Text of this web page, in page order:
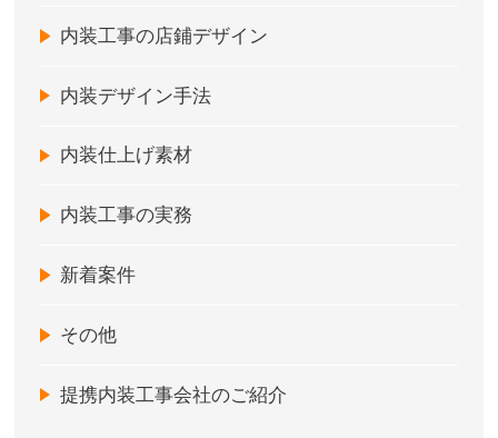
内装工事の店鋪デザイン
内装デザイン手法
内装仕上げ素材
内装工事の実務
新着案件
その他
提携内装工事会社のご紹介